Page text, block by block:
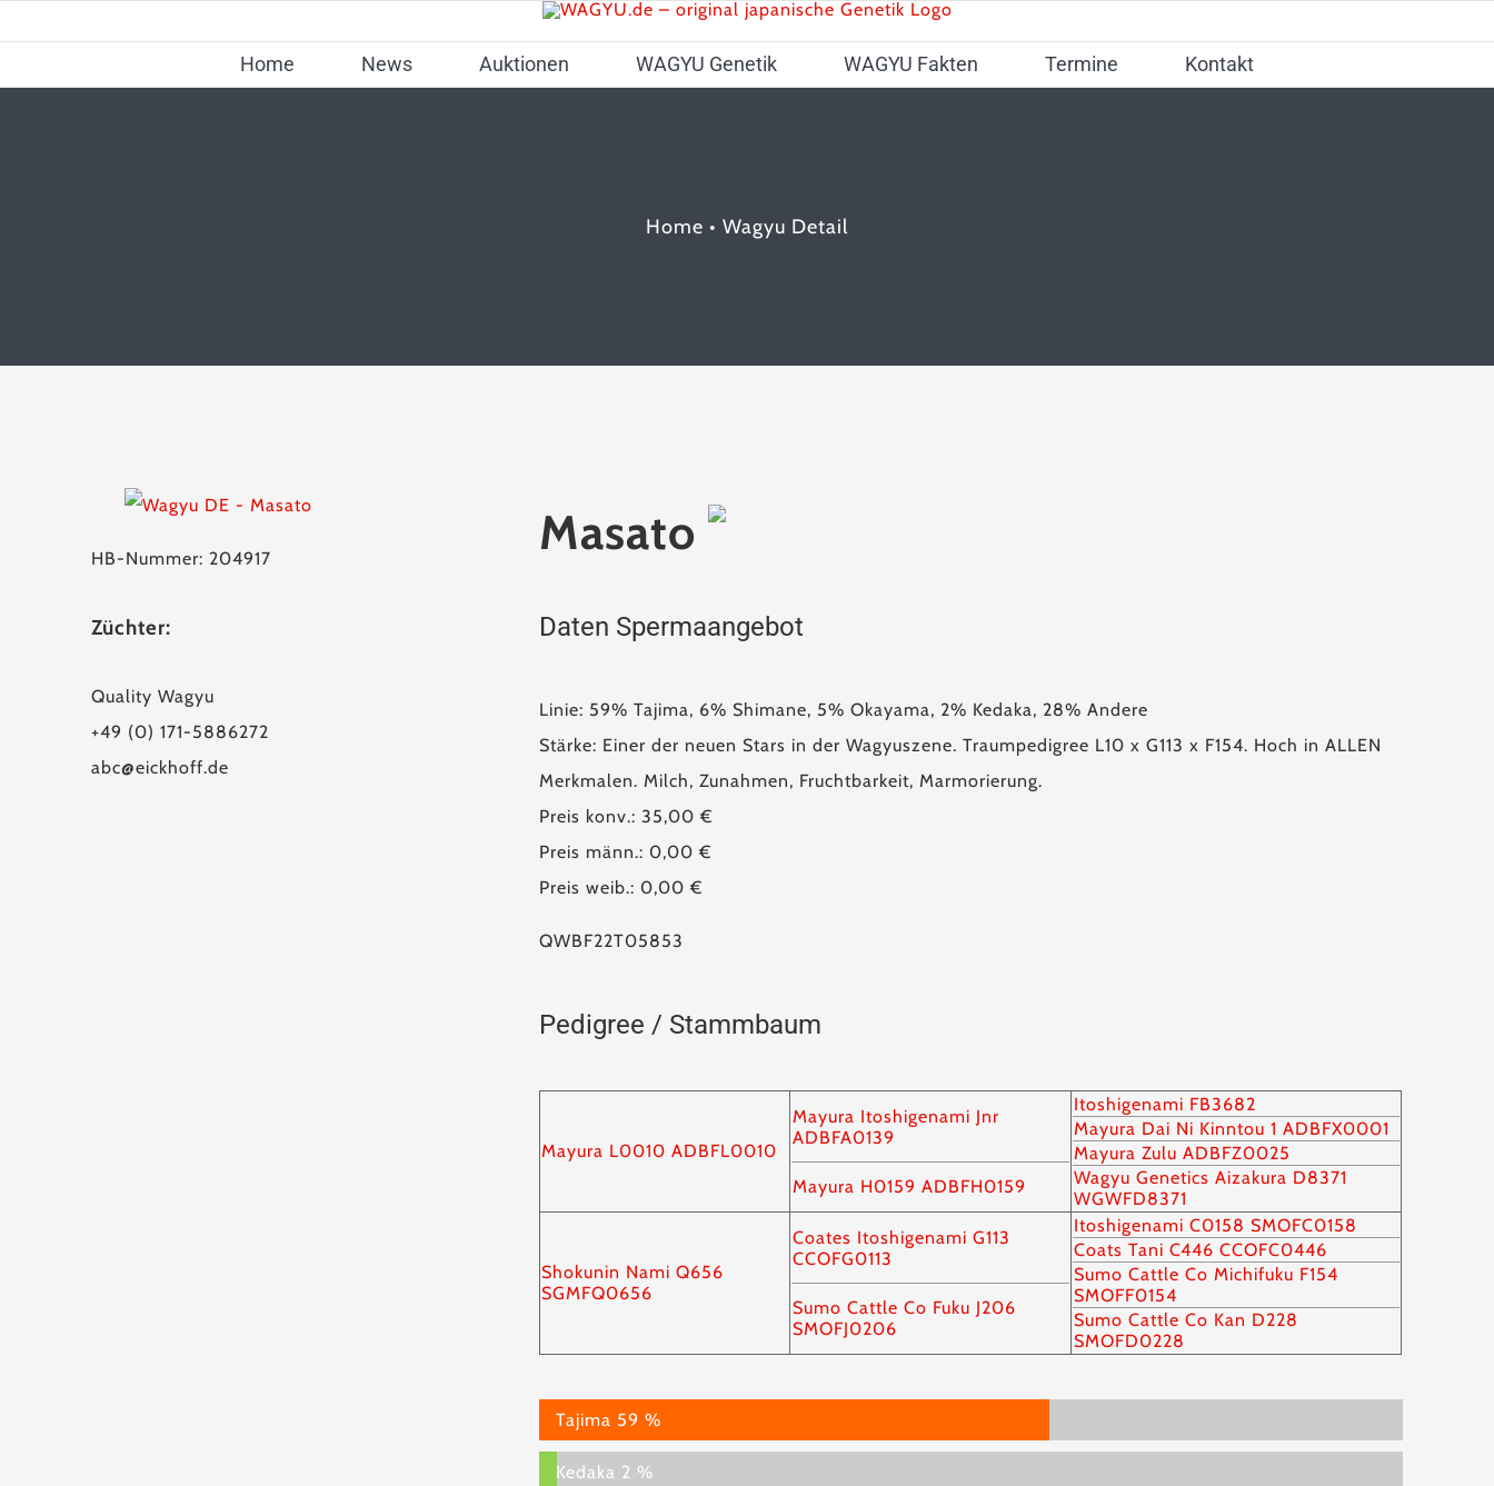
content
Home News Auktionen WAGYU Genetik WAGYU Fakten Termine Kontakt
Home • Wagyu Detail
HB-Nummer: 204917
Züchter:
Quality Wagyu
+49 (0) 171-5886272
abc@eickhoff.de
Masato
Daten Spermaangebot
Linie: 59% Tajima, 6% Shimane, 5% Okayama, 2% Kedaka, 28% Andere
Stärke: Einer der neuen Stars in der Wagyuszene. Traumpedigree L10 x G113 x F154. Hoch in ALLEN
Merkmalen. Milch, Zunahmen, Fruchtbarkeit, Marmorierung.
Preis konv.: 35,00 €
Preis männ.: 0,00 €
Preis weib.: 0,00 €
QWBF22T05853
Pedigree / Stammbaum
Mayura L0010 ADBFL0010
Mayura Itoshigenami Jnr
ADBFA0139
Mayura H0159 ADBFH0159
Itoshigenami FB3682
Mayura Dai Ni Kinntou 1 ADBFX0001
Mayura Zulu ADBFZ0025
Wagyu Genetics Aizakura D8371
WGWFD8371
Shokunin Nami Q656
SGMFQ0656
Coates Itoshigenami G113
CCOFG0113
Sumo Cattle Co Fuku J206
SMOFJ0206
Itoshigenami C0158 SMOFC0158
Coats Tani C446 CCOFC0446
Sumo Cattle Co Michifuku F154
SMOFF0154
Sumo Cattle Co Kan D228
SMOFD0228
Tajima 59 %
Kedaka 2 %